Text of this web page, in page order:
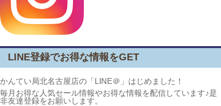
LINE登録でお得な情報をGET
かんてい局北名古屋店の「LINE＠」はじめました！
毎月お得な人気セール情報やお得な情報を配信しています♪是
非友達登録をお願いします。